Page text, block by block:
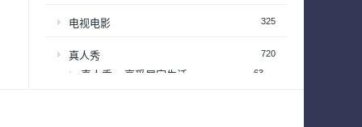
电视电影 325
真人秀 720
真人秀 – 享受居家生活 63